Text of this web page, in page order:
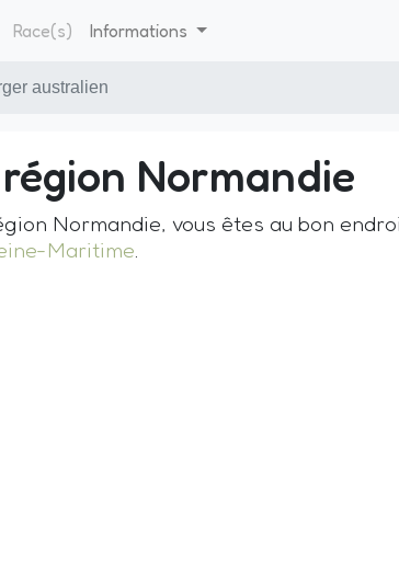
Race(s) Informations
australien
Normandie
Normandie, vous êtes au bon
Maritime.